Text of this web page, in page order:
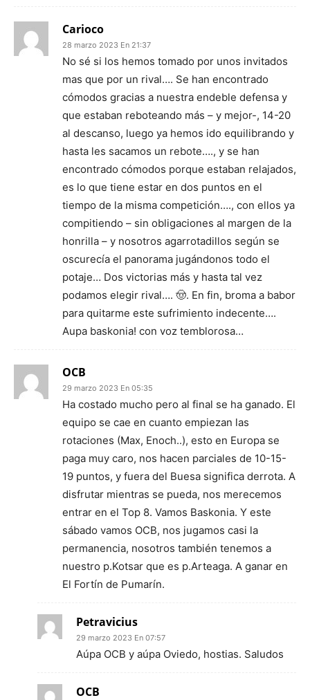
Carioco
28 marzo 2023 En 21:37
No sé si los hemos tomado por unos invitados
mas que por un rival…. Se han encontrado
cómodos gracias a nuestra endeble defensa y
que estaban reboteando más – y mejor-, 14-20
al descanso, luego ya hemos ido equilibrando y
hasta les sacamos un rebote…., y se han
encontrado cómodos porque estaban relajados,
es lo que tiene estar en dos puntos en el
tiempo de la misma competición…., con ellos ya
compitiendo – sin obligaciones al margen de la
honrilla – y nosotros agarrotadillos según se
oscurecía el panorama jugándonos todo el
potaje… Dos victorias más y hasta tal vez
podamos elegir rival…. 🤠. En fin, broma a babor
para quitarme este sufrimiento indecente….
Aupa baskonia! con voz temblorosa…
OCB
29 marzo 2023 En 05:35
Ha costado mucho pero al final se ha ganado. El
equipo se cae en cuanto empiezan las
rotaciones (Max, Enoch..), esto en Europa se
paga muy caro, nos hacen parciales de 10-15-
19 puntos, y fuera del Buesa significa derrota. A
disfrutar mientras se pueda, nos merecemos
entrar en el Top 8. Vamos Baskonia. Y este
sábado vamos OCB, nos jugamos casi la
permanencia, nosotros también tenemos a
nuestro p.Kotsar que es p.Arteaga. A ganar en
El Fortín de Pumarín.
Petravicius
29 marzo 2023 En 07:57
Aúpa OCB y aúpa Oviedo, hostias. Saludos
OCB